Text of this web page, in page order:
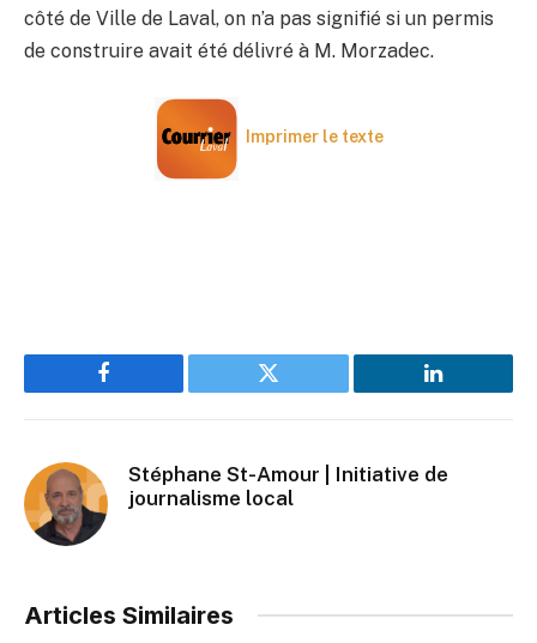
côté de Ville de Laval, on n’a pas signifié si un permis
de construire avait été délivré à M. Morzadec.
Imprimer le texte
Facebook Twitter LinkedIn
Stéphane St-Amour | Initiative de
journalisme local
Articles Similaires